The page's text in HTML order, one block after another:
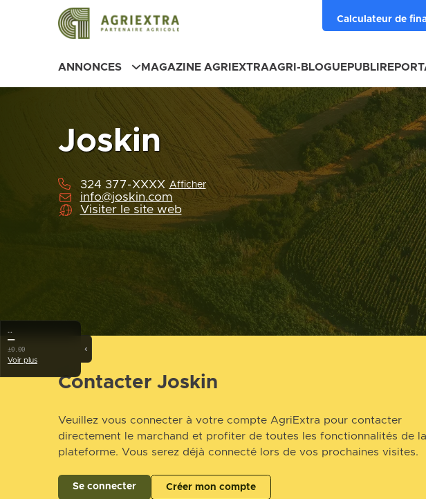
Calculateur de
ANNONCES MAGAZINE AGRIEXTRAAGRI-BLOGUE
Joskin
324 377-XXXX Afficher
info@joskin.com
Visiter le site web
Contacter Joskin
Veuillez vous connecter à votre compte AgriExtra pour contacter
directement le marchand et profiter de toutes les fonctionnalités de la
plateforme. Vous serez déjà connecté lors de vos prochaines visites.
Se connecter Créer mon compte
‹
…
—
±0.00
Voir plus